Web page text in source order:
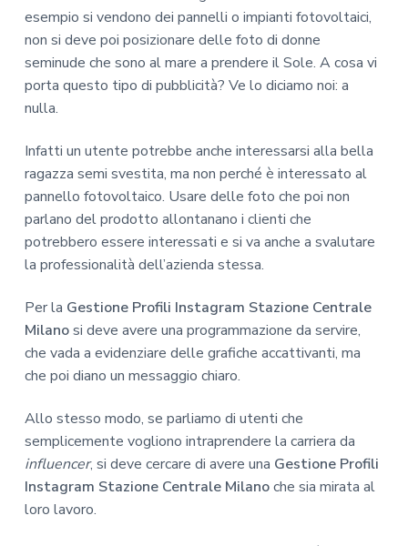
esempio si vendono dei pannelli o impianti fotovoltaici,
non si deve poi posizionare delle foto di donne
seminude che sono al mare a prendere il Sole. A cosa vi
porta questo tipo di pubblicità? Ve lo diciamo noi: a
nulla.
Infatti un utente potrebbe anche interessarsi alla bella
ragazza semi svestita, ma non perché è interessato al
pannello fotovoltaico. Usare delle foto che poi non
parlano del prodotto allontanano i clienti che
potrebbero essere interessati e si va anche a svalutare
la professionalità dell’azienda stessa.
Per la Gestione Profili Instagram Stazione Centrale
Milanosi deve avere una programmazione da servire,
che vada a evidenziare delle grafiche accattivanti, ma
che poi diano un messaggio chiaro.
Allo stesso modo, se parliamo di utenti che
semplicemente vogliono intraprendere la carriera da
influencer, si deve cercare di avere una Gestione Profili
Instagram Stazione Centrale Milanoche sia mirata al
loro lavoro.